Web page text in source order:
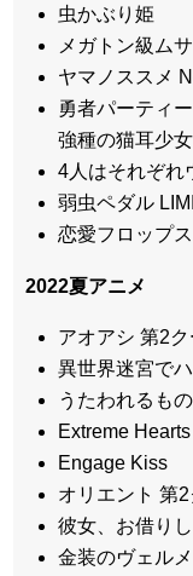
虫かぶり姫
メガトン級ム
ヤマノススメ
勇者パーティ
強種の猫耳少
4人はそれぞれ
弱虫ペダル
恋愛フロップス
2022夏アニメ
アオアシ 第2
異世界迷宮で
うたわれるも
Extreme Hearts
Engage Kiss
オリエント 第
彼女、お借り
金装のヴェル